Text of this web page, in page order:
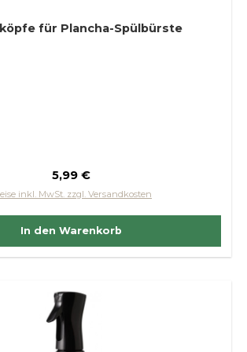
für Plancha-Spülbürste
Regulärer Preis:
5,99 €
inkl. MwSt. zzgl. Versandkosten
In den Warenkorb